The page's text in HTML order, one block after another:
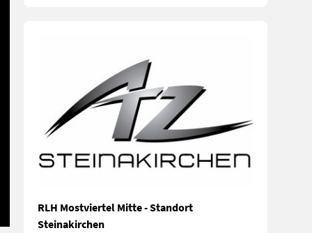
RLH Mostviertel Mitte - Standort
Steinakirchen